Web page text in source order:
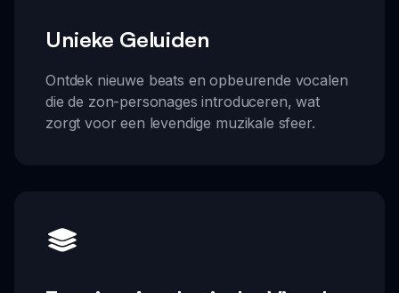
Unieke Geluiden
Ontdek nieuwe beats en opbeurende vocalen
die de zon-personages introduceren, wat
zorgt voor een levendige muzikale sfeer.